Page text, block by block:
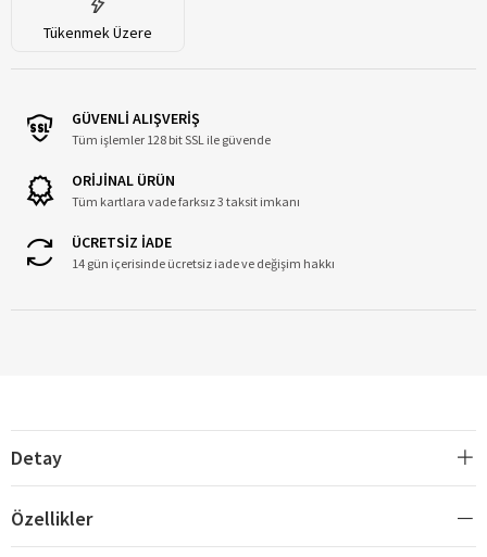
Tükenmek Üzere
GÜVENLİ ALIŞVERİŞ
Tüm işlemler 128 bit SSL ile güvende
ORİJİNAL ÜRÜN
Tüm kartlara vade farksız 3 taksit imkanı
ÜCRETSİZ İADE
14 gün içerisinde ücretsiz iade ve değişim hakkı
Detay
Özellikler